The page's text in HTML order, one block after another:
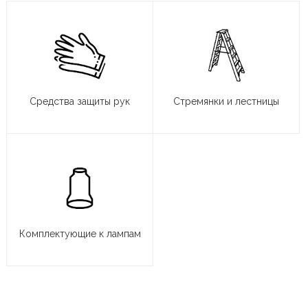
Средства защиты рук Стремянки и лестницы
Комплектующие к лампам